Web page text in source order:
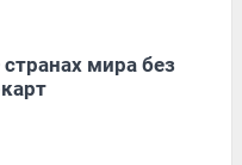
мира без